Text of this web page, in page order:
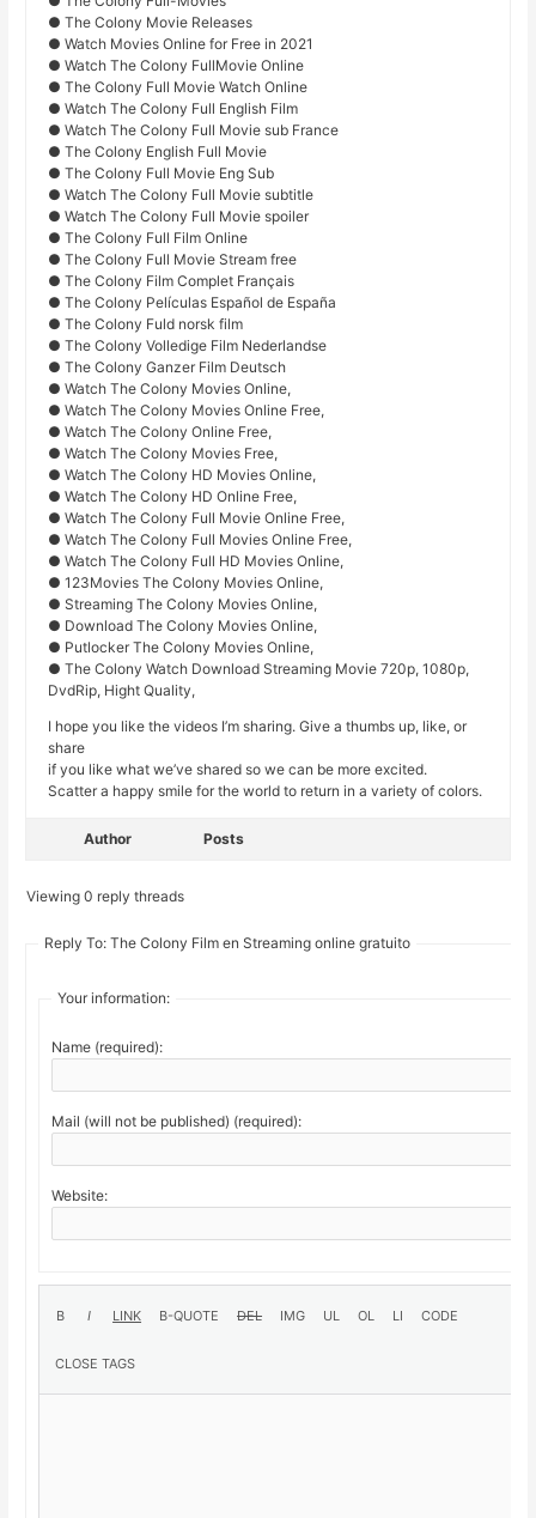
● The Colony Movie Releases
● Watch Movies Online for Free in 2021
● Watch The Colony FullMovie Online
● The Colony Full Movie Watch Online
● Watch The Colony Full English Film
● Watch The Colony Full Movie sub France
● The Colony English Full Movie
● The Colony Full Movie Eng Sub
● Watch The Colony Full Movie subtitle
● Watch The Colony Full Movie spoiler
● The Colony Full Film Online
● The Colony Full Movie Stream free
● The Colony Film Complet Français
● The Colony Películas Español de España
● The Colony Fuld norsk film
● The Colony Volledige Film Nederlandse
● The Colony Ganzer Film Deutsch
● Watch The Colony Movies Online,
● Watch The Colony Movies Online Free,
● Watch The Colony Online Free,
● Watch The Colony Movies Free,
● Watch The Colony HD Movies Online,
● Watch The Colony HD Online Free,
● Watch The Colony Full Movie Online Free,
● Watch The Colony Full Movies Online Free,
● Watch The Colony Full HD Movies Online,
● 123Movies The Colony Movies Online,
● Streaming The Colony Movies Online,
● Download The Colony Movies Online,
● Putlocker The Colony Movies Online,
● The Colony Watch Download Streaming Movie 720p, 1080p,
DvdRip, Hight Quality,
I hope you like the videos I’m sharing. Give a thumbs up, like, or
share
if you like what we’ve shared so we can be more excited.
Scatter a happy smile for the world to return in a variety of colors.
Author Posts
Viewing 0 reply threads
Reply To: The Colony Film en Streaming online gratuito
Your information:
Name (required):
Mail (will not be published) (required):
Website: